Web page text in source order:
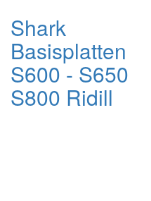
Shark
Basisplatten
S600 - S650
S800 Ridill